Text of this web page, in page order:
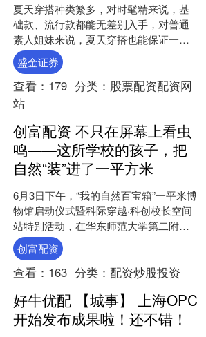
夏天穿搭种类繁多，对时髦精来说，基
础款、流行款都能无差别入手，对普通
素人姐妹来说，夏天穿搭也能保证一星
期不重样。 不过不知道屏幕前有没有和
我一样的姐妹，在挑选夏....
盛金证券
查看： 179 分类： 股票配资配资网
站
创富配资 不只在屏幕上看虫
鸣——这所学校的孩子，把
自然“装”进了一平方米
6月3日下午，“我的自然百宝箱”一平米博
物馆启动仪式暨科际穿越·科创校长空间
站特别活动，在华东师范大学第二附属
中学前滩学校举行。 本次活动以“虫鸣万
象，自然共生....
创富配资
查看： 163 分类： 配资炒股投资
好牛优配 【城事】 上海OPC
开始发布成果啦！还不错！